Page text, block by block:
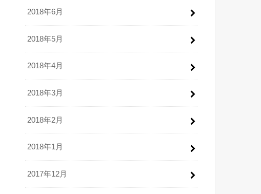
2018年6月
2018年5月
2018年4月
2018年3月
2018年2月
2018年1月
2017年12月